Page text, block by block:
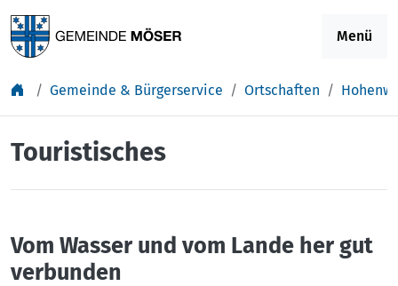
Menü
Gemeinde & Bürgerservice Ortschaften
Touristisches
Vom Wasser und vom Lande her gut
verbunden